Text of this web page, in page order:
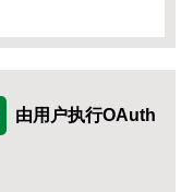
由用户执行OAuth